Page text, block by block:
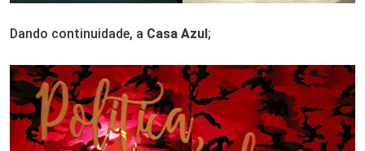
Dando continuidade, a Casa Azul;